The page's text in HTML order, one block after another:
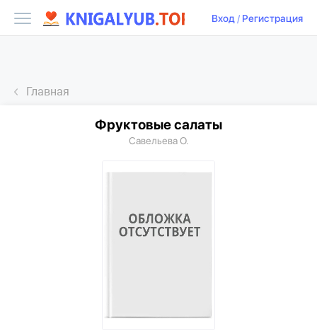
Вход/ Регистрация
Главная
Фруктовые салаты
Савельева О.